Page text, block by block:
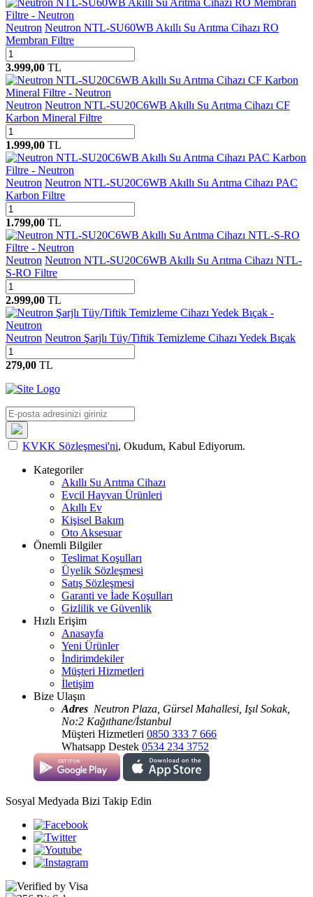
Neutron Neutron NTL-SU60WB Akıllı Su Arıtma Cihazı RO
Membran Filtre
3.999,00 TL
Neutron Neutron NTL-SU20C6WB Akıllı Su Arıtma Cihazı CF
Karbon Mineral Filtre
1.999,00 TL
Neutron Neutron NTL-SU20C6WB Akıllı Su Arıtma Cihazı PAC
Karbon Filtre
1.799,00 TL
Neutron Neutron NTL-SU20C6WB Akıllı Su Arıtma Cihazı NTL-
S-RO Filtre
2.999,00 TL
Neutron Neutron Şarjlı Tüy/Tiftik Temizleme Cihazı Yedek Bıçak
279,00 TL
KVKK Sözleşmesi'ni, Okudum, Kabul Ediyorum.
Kategoriler
Akıllı Su Arıtma Cihazı
Evcil Hayvan Ürünleri
Akıllı Ev
Kişisel Bakım
Oto Aksesuar
Önemli Bilgiler
Teslimat Koşulları
Üyelik Sözleşmesi
Satış Sözleşmesi
Garanti ve İade Koşulları
Gizlilik ve Güvenlik
Hızlı Erişim
Anasayfa
Yeni Ürünler
İndirimdekiler
Müşteri Hizmetleri
İletişim
Bize Ulaşın
Adres Neutron Plaza, Gürsel Mahallesi, Işıl Sokak,
No:2 Kağıthane/İstanbul
Müşteri Hizmetleri 0850 333 7 666
Whatsapp Destek 0534 234 3752
Sosyal Medyada Bizi Takip Edin